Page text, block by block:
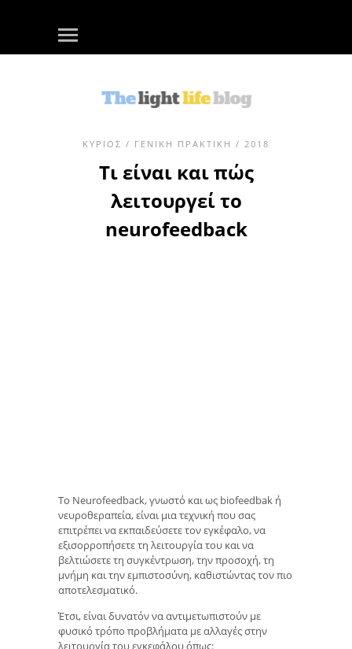
ΚΎΡΙΟΣ / ΓΕΝΙΚΉ ΠΡΑΚΤΙΚΉ / 2018
Τι είναι και πώς
λειτουργεί το
neurofeedback
Το Neurofeedback, γνωστό και ως biofeedbak ή
νευροθεραπεία, είναι μια τεχνική που σας
επιτρέπει να εκπαιδεύσετε τον εγκέφαλο, να
εξισορροπήσετε τη λειτουργία του και να
βελτιώσετε τη συγκέντρωση, την προσοχή, τη
μνήμη και την εμπιστοσύνη, καθιστώντας τον πιο
αποτελεσματικό.
Έτσι, είναι δυνατόν να αντιμετωπιστούν με
φυσικό τρόπο προβλήματα με αλλαγές στην
λειτουργία του εγκεφάλου όπως: